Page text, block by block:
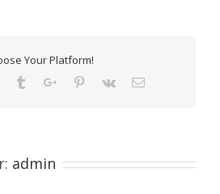
Your Platform!
TumblrGoogle+Pinterest
Vk Email
admin